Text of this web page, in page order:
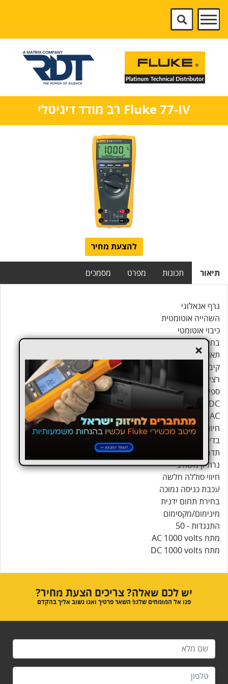
+
Fluke 77-IV רב מודד דיגיטלי
להצעת מחיר
תיאור תכונות מפרט מסמכים
גרף אנאלוגי
השהייה אוטומטית
כיבוי אוטומטי
בחירת תחום אוטומטי
תאורת מסך
קיבוליות
רציפות
ספירה עד 6000
DC זרם - amps 10
AC זרם - amps 10
חיווי מתח מסוכן
בדיקת דיודה
תדר - 100
נרתיק משולב
חיווי סוללה חלשה
עכבת כניסה נמוכה
בחירת תחום ידנית
מינימום/מקסימום
התנגדות - 50
מתח AC 1000 volts
מתח DC 1000 volts
יש לכם שאלה? צריכים הצעת מחיר?
פנו אל המומחים שלנו! השאר פרטיך ואנו נשוב אליך בהקדם